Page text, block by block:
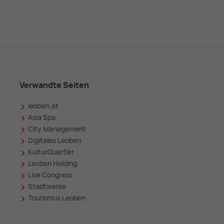
Verwandte Seiten
leoben.at
Asia Spa
City Management
Digitales Leoben
KulturQuartier
Leoben Holding
Live Congress
Stadtwerke
Tourismus Leoben